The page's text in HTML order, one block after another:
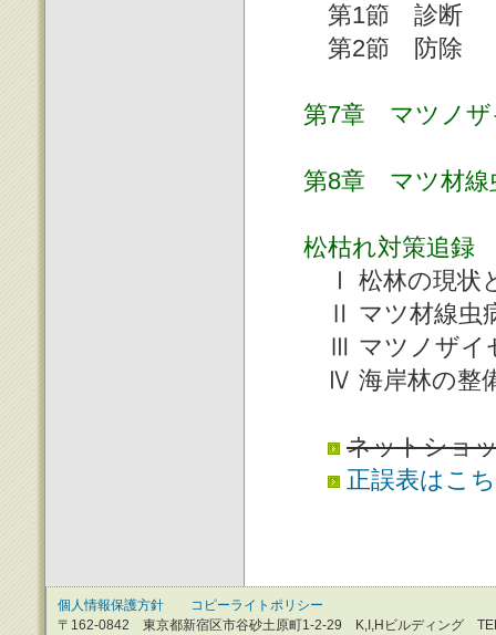
第1節 診断
第2節 防除
第7章 マツノザ
第8章 マツ材線
松枯れ対策追録
Ⅰ 松林の現状
Ⅱ マツ材線虫
Ⅲ マツノザイ
Ⅳ 海岸林の整
ネットショ
正誤表はこ
個人情報保護方針
コピーライトポリシー
〒162-0842 東京都新宿区市谷砂土原町1-2-29 K,I,Hビルディング